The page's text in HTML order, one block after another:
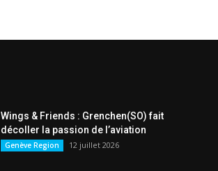
Wings & Friends : Grenchen(SO) fait
décoller la passion de l’aviation
Genève Region 12 juillet 2026